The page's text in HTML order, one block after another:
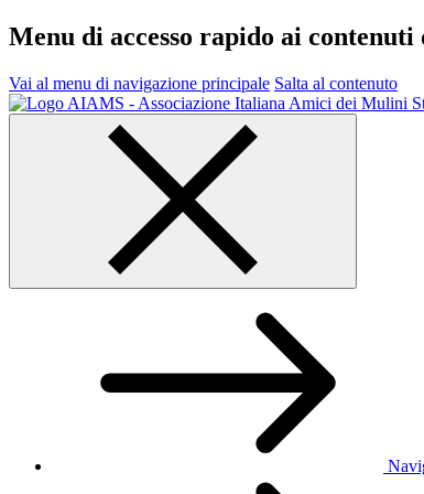
Menu di accesso rapido ai
Vai al menu di navigazione principale Salta al contenuto
Menu
principale